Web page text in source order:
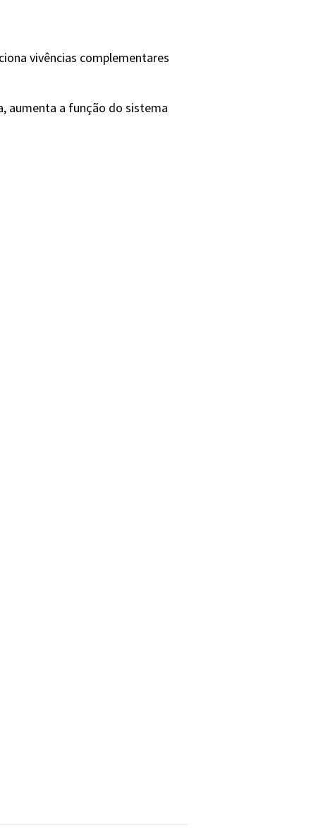
vivências complementares
aumenta a função do sistema